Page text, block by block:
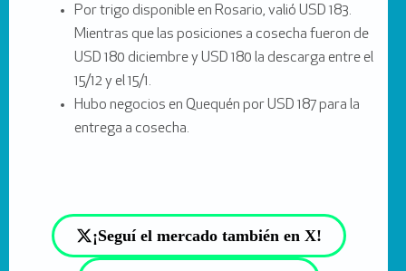
Por trigo disponible en Rosario, valió USD 183.
Mientras que las posiciones a cosecha fueron de
USD 180 diciembre y USD 180 la descarga entre el
15/12 y el 15/1.
Hubo negocios en Quequén por USD 187 para la
entrega a cosecha.
¡Seguí el mercado también en X!